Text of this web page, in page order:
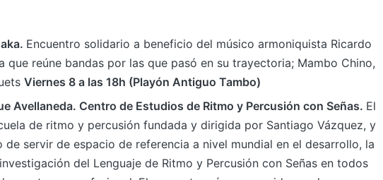
Encuentro solidario a beneficio del músico armoniquista Ricardo
que reúne bandas por las que pasó en su trayectoria; Mambo Chino,
Viernes 8 a las 18h (Playón Antiguo Tambo)
Avellaneda. Centro de Estudios de Ritmo y Percusión con Señas. El
de ritmo y percusión fundada y dirigida por Santiago Vázquez, y
servir de espacio de referencia a nivel mundial en el desarrollo, la
del Lenguaje de Ritmo y Percusión con Señas en todos